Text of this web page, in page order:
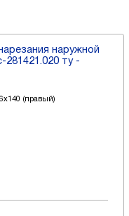
наружной
281421.020 ту -
(правый)